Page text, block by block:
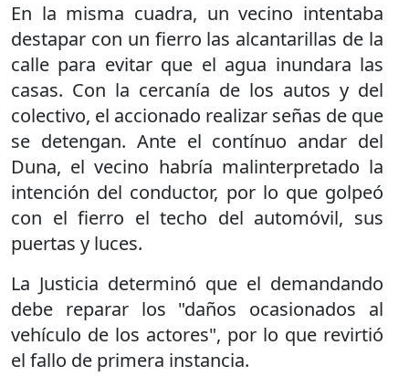
En la misma cuadra, un vecino intentaba
destapar con un fierro las alcantarillas de la
calle para evitar que el agua inundara las
casas. Con la cercanía de los autos y del
colectivo, el accionado realizar señas de que
se detengan. Ante el contínuo andar del
Duna, el vecino habría malinterpretado la
intención del conductor, por lo que golpeó
con el fierro el techo del automóvil, sus
puertas y luces.
La Justicia determinó que el demandando
debe reparar los "daños ocasionados al
vehículo de los actores", por lo que revirtió
el fallo de primera instancia.